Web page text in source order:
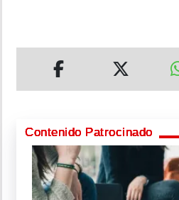
Contenido Patrocinado